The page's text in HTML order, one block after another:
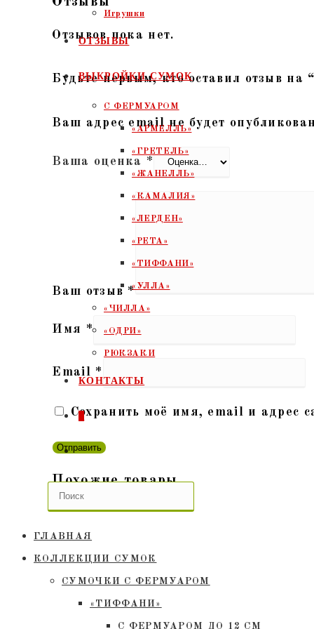
Игрушки
ОТЗЫВЫ
ВЫКРОЙКИ СУМОК
С ФЕРМУАРОМ
«АРМЕЛЛЬ»
«ГРЕТЕЛЬ»
«ЖАНЕЛЛЬ»
«КАМАЛИЯ»
«ЛЕРДЕН»
«РЕТА»
«ТИФФАНИ»
«УЛЛА»
«ЧИЛЛА»
«ОДРИ»
РЮКЗАКИ
КОНТАКТЫ
0
ПЕРЕКЛЮЧИТЬ
ПОИСК
ВЕБ-
ГЛАВНАЯ
КОЛЛЕКЦИИ СУМОК
СУМОЧКИ C ФЕРМУАРОМ
«ТИФФАНИ»
С ФЕРМУАРОМ ДО 12 СМ
Отзывов пока нет.
Будьте первым, кто оставил отзыв
Ваш адрес email не будет
Ваша оценка *
Ваш отзыв *
Имя *
Email *
Сохранить моё имя, email и адрес
Похожие товары